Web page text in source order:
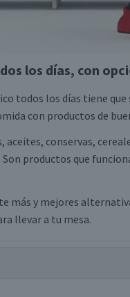
los días, con
todos los días tiene
con productos de
aceites, conservas,
productos que
más y mejores
llevar a tu mesa.